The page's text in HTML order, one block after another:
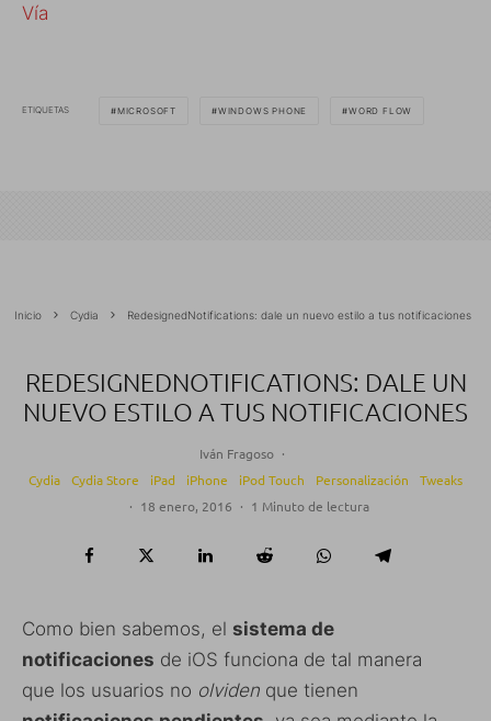
Vía
ETIQUETAS MICROSOFT WINDOWS PHONE WORD FLOW
Inicio Cydia RedesignedNotifications: dale un nuevo estilo a tus notificaciones
REDESIGNEDNOTIFICATIONS: DALE UN
NUEVO ESTILO A TUS NOTIFICACIONES
Iván Fragoso ·
Cydia
Cydia Store iPad iPhone iPod Touch Personalización
Tweaks
· 18 enero, 2016 · 1 Minuto de lectura
Como bien sabemos, el sistema de
notificaciones de iOS funciona de tal manera
que los usuarios no olviden que tienen